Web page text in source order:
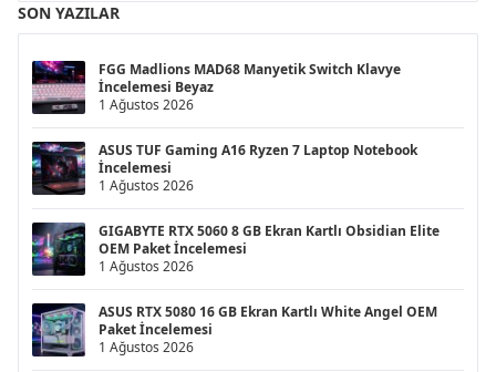
SON YAZILAR
FGG Madlions MAD68 Manyetik Switch Klavye
İncelemesi Beyaz
1 Ağustos 2026
ASUS TUF Gaming A16 Ryzen 7 Laptop Notebook
İncelemesi
1 Ağustos 2026
GIGABYTE RTX 5060 8 GB Ekran Kartlı Obsidian Elite
OEM Paket İncelemesi
1 Ağustos 2026
ASUS RTX 5080 16 GB Ekran Kartlı White Angel OEM
Paket İncelemesi
1 Ağustos 2026